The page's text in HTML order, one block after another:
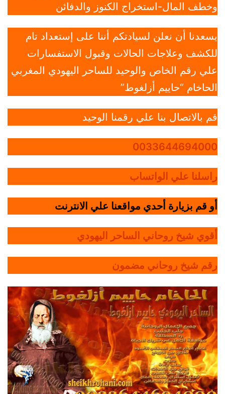
وخطف المال-استخراج الكنوز والدفائن
يسعدنا أن نعلن لسيادتكم أننا على إستعداد تام
للكشف وعلاجات الحالات وقبول الاستفسارات
علي رقم الخاص والوحيد للساحر اليهودي المغربي
الحاخام “حاييم أزلغوط”
قم بالاتصال بنا علي رقمنا الوحيد
0033644694000
راسلنا علي الواتساب
أو قم بزيارة أحدي مواقعنا علي الانترنت
أقوي شيخ روحاني الساحر اليهودي
رقم شيخ روحاني مضمون